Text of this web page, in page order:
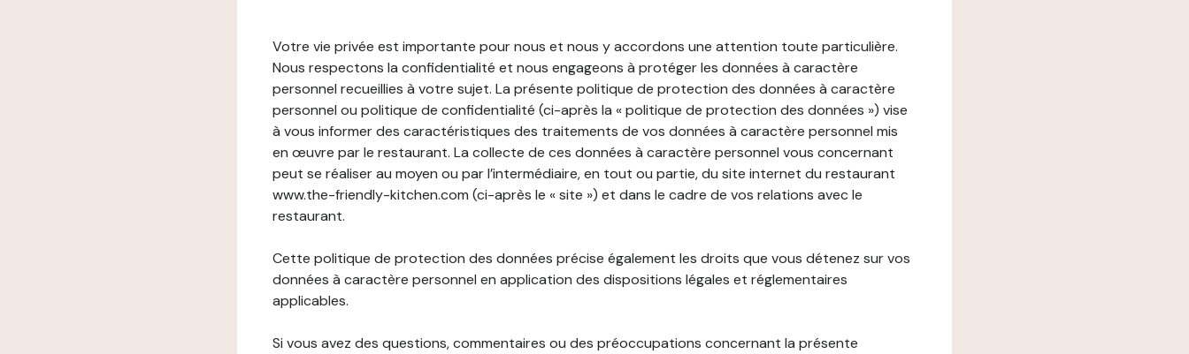
Votre vie privée est importante pour nous et nous y accordons une attention toute particulière.
Nous respectons la confidentialité et nous engageons à protéger les données à caractère
personnel recueillies à votre sujet. La présente politique de protection des données à caractère
personnel ou politique de confidentialité (ci-après la « politique de protection des données ») vise
à vous informer des caractéristiques des traitements de vos données à caractère personnel mis
en œuvre par le restaurant. La collecte de ces données à caractère personnel vous concernant
peut se réaliser au moyen ou par l’intermédiaire, en tout ou partie, du site internet du restaurant
www.the-friendly-kitchen.com (ci-après le « site ») et dans le cadre de vos relations avec le
restaurant.
Cette politique de protection des données précise également les droits que vous détenez sur vos
données à caractère personnel en application des dispositions légales et réglementaires
applicables.
Si vous avez des questions, commentaires ou des préoccupations concernant la présente